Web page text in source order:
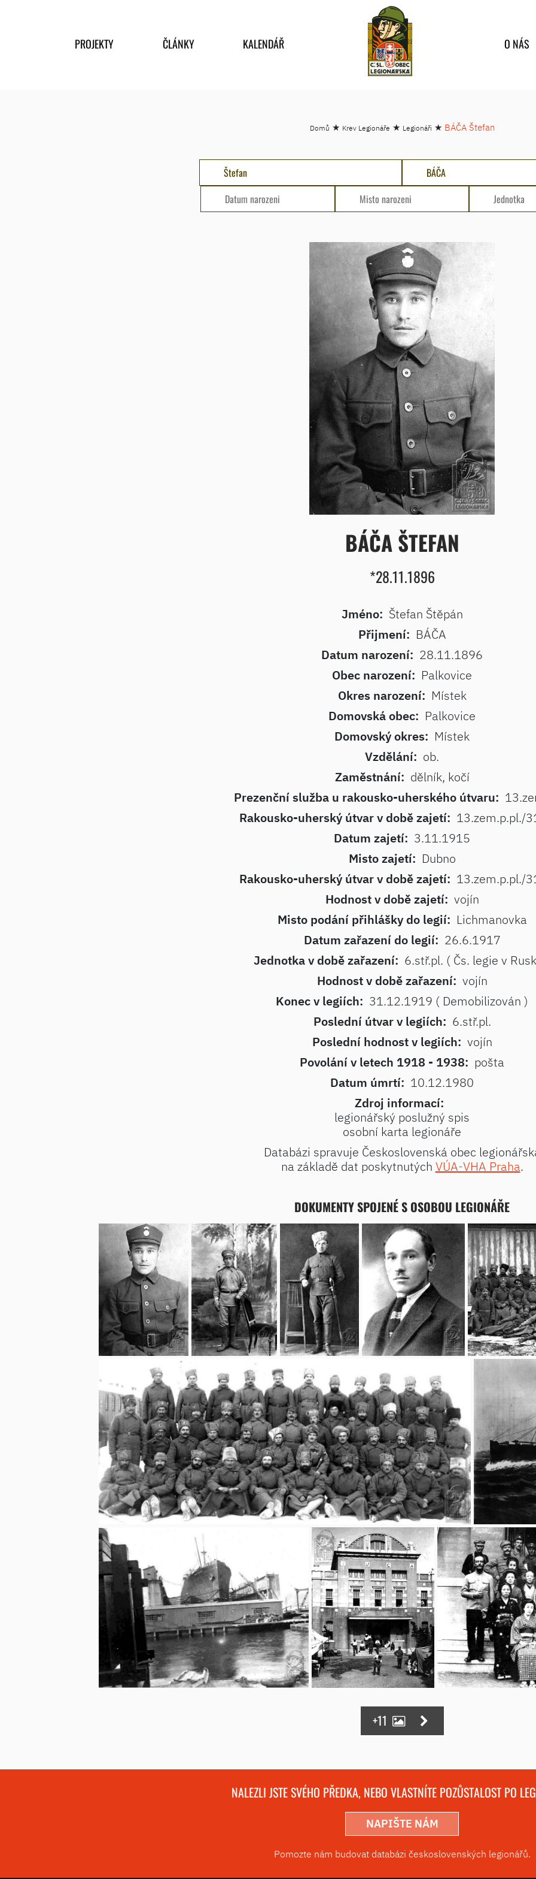
PROJEKTY ČLÁNKY KALENDÁŘ O NÁS
Domů ★ Krev Legionáře ★ Legionáři ★ BÁČA Štefan
BÁČA ŠTEFAN
*28.11.1896
Jméno: Štefan Štěpán
Přijmení: BÁČA
Datum narození: 28.11.1896
Obec narození: Palkovice
Okres narození: Místek
Domovská obec: Palkovice
Domovský okres: Místek
Vzdělání: ob.
Zaměstnání: dělník, kočí
Prezenční služba u rakousko-uherského útvaru:
Rakousko-uherský útvar v době zajetí: 13.zem.p.pl./
Datum zajetí: 3.11.1915
Misto zajetí: Dubno
Rakousko-uherský útvar v době zajetí: 13.zem.p.pl./
Hodnost v době zajetí: vojín
Misto podání přihlášky do legií: Lichmanovka
Datum zařazení do legií: 26.6.1917
Jednotka v době zařazení: 6.stř.pl. ( Čs. legie v
Hodnost v době zařazení: vojín
Konec v legiích: 31.12.1919 ( Demobilizován )
Poslední útvar v legiích: 6.stř.pl.
Poslední hodnost v legiích: vojín
Povolání v letech 1918 - 1938: pošta
Datum úmrtí: 10.12.1980
Zdroj informací:
legionářský poslužný spis
osobní karta legionáře
Databázi spravuje Československá obec
na základě dat poskytnutých VÚA-VHA Praha.
DOKUMENTY SPOJENÉ S OSOBOU LEGIONÁŘE
+11
NALEZLI JSTE SVÉHO PŘEDKA, NEBO VLASTNÍTE POZŮSTALOST PO
NAPIŠTE NÁM
Pomozte nám budovat databázi československých legionářů.